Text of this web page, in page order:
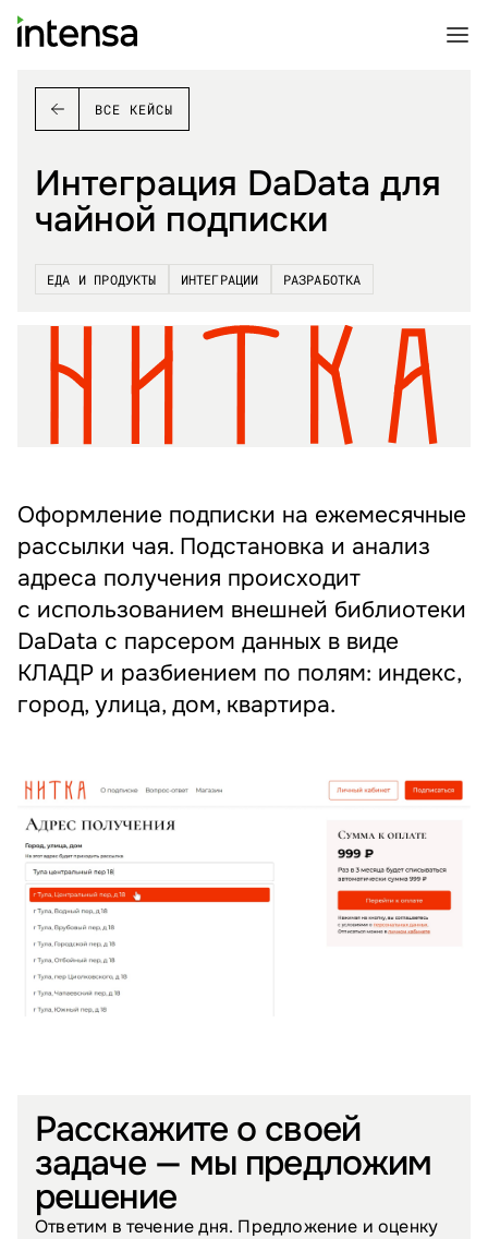
ВСЕ КЕЙСЫ
Интеграция DaData для
чайной подписки
ЕДА И ПРОДУКТЫ ИНТЕГРАЦИИ РАЗРАБОТКА
Оформление подписки на ежемесячные
рассылки чая. Подстановка и анализ
адреса получения происходит
с использованием внешней библиотеки
DaData с парсером данных в виде
КЛАДР и разбиением по полям: индекс,
город, улица, дом, квартира.
Расскажите о своей
задаче — мы предложим
решение
Ответим в течение дня. Предложение и оценку